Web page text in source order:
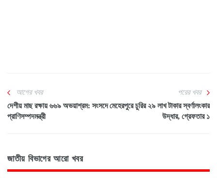
আগের খবর
দেশীয় মাছ রক্ষায় ৬৬৯ অভয়াশ্রম: সংসদে
প্রাণিসম্পদমন্ত্রী
পরের খবর
মেহেরপুরে চুরির ২৯ লাখ টাকার স্বর্ণালংকার
উদ্ধার, গ্রেফতার ১
জাতীয় বিভাগের আরো খবর